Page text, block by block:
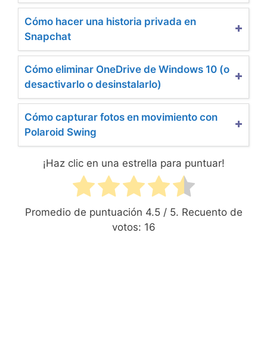
Cómo hacer una historia privada en
Snapchat
Cómo eliminar OneDrive de Windows 10 (o
desactivarlo o desinstalarlo)
Cómo capturar fotos en movimiento con
Polaroid Swing
¡Haz clic en una estrella para puntuar!
Promedio de puntuación 4.5/ 5. Recuento de
votos: 16